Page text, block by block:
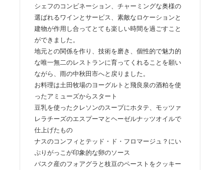
シェフのコンビネーション、チャーミングな奥様の
選ばれるワインとサービス、素敵なロケーションと
建物が作用し合ってとても楽しい時間を過ごすこと
ができました。
地元との関係を作り、技術を磨き、個性的で魅力的
な唯一無二のレストランに育ってくれることを願い
ながら、雨の中秋田市へと戻りました。
お料理は土田牧場のヨーグルトと飛良泉の酒粕を使
ったアミューズからスタート
豆乳を使ったクレソンのスープにホタテ、モッツァ
レラチーズのエスプーマとヘーゼルナッツオイルで
仕上げたもの
ナスのコンフィとテッド・ド・フロマージュ？にい
ぷりがっこが印象的な卵のソース
バスク産のフォアグラと枝豆のペーストをクッキー